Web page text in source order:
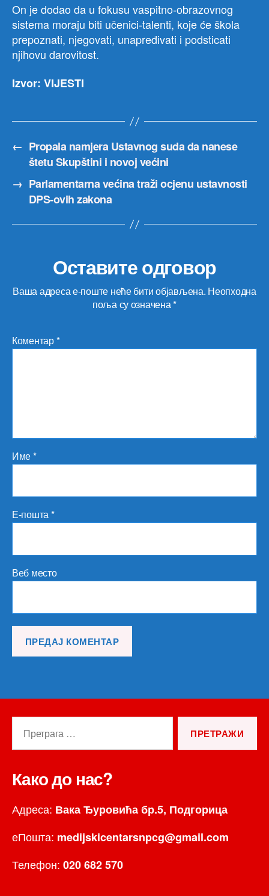
On je dodao da u fokusu vaspitno-obrazovnog
sistema moraju biti učenici-talenti, koje će škola
prepoznati, njegovati, unapređivati i podsticati
njihovu darovitost.
Izvor: VIJESTI
← Propala namjera Ustavnog suda da nanese
štetu Skupštini i novoj većini
→ Parlamentarna većina traži ocjenu ustavnosti
DPS-ovih zakona
Оставите одговор
Ваша адреса е-поште неће бити објављена. Неопходна
поља су означена*
Коментар*
Име*
Е-пошта*
Веб место
Како до нас?
Адреса: Вака Ђуровића бр.5, Подгорица
еПошта: medijskicentarsnpcg@gmail.com
Телефон: 020 682 570